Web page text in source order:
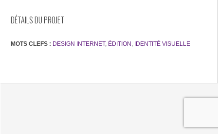
DÉTAILS DU PROJET
MOTS CLEFS : DESIGN INTERNET, ÉDITION , IDENTITÉ VISUELLE